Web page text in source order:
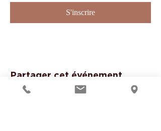
S'inscrire
Partager cet événement